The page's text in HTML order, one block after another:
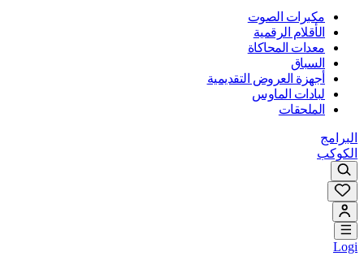
مكبرات الصوت
الأقلام الرقمية
معدات المحاكاة
السباق
أجهزة العروض التقديمية
لبادات الماوس
الملحقات
البرامج
الكوكب
Logi